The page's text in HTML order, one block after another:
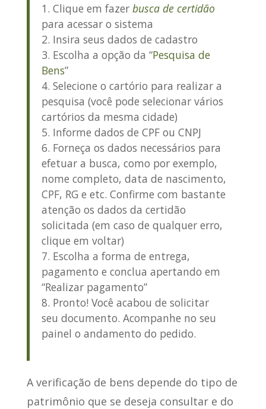
Clique em fazer busca de certidão
para acessar o sistema
Insira seus dados de cadastro
Escolha a opção da “Pesquisa de
Bens”
Selecione o cartório para realizar a
pesquisa (você pode selecionar vários
cartórios da mesma cidade)
Informe dados de CPF ou CNPJ
Forneça os dados necessários para
efetuar a busca, como por exemplo,
nome completo, data de nascimento,
CPF, RG e etc. Confirme com bastante
atenção os dados da certidão
solicitada (em caso de qualquer erro,
clique em voltar)
Escolha a forma de entrega,
pagamento e conclua apertando em
“Realizar pagamento”
Pronto! Você acabou de solicitar
seu documento. Acompanhe no seu
painel o andamento do pedido.
A verificação de bens depende do tipo de
patrimônio que se deseja consultar e do